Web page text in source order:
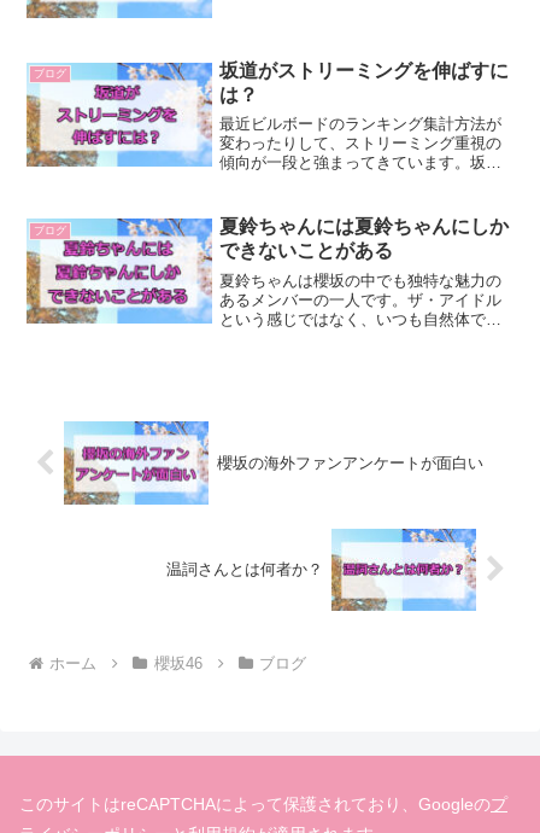
ブログ
坂道がストリーミングを伸ばすに
は？
最近ビルボードのランキング集計方法が
変わったりして、ストリーミング重視の
傾向が一段と強まってきています。坂道
用しています。レコード会社としてはCD
中心でやってくれる...
ブログ
夏鈴ちゃんには夏鈴ちゃんにしか
できないことがある
夏鈴ちゃんは櫻坂の中でも独特な魅力の
あるメンバーの一人です。ザ・アイドル
という感じではなく、いつも自然体でい
櫻坂の海外ファンアンケートが面白い
温詞さんとは何者か？
ホーム 櫻坂46 ブログ
このサイトはreCAPTCHAによって保護されており、Googleのプ